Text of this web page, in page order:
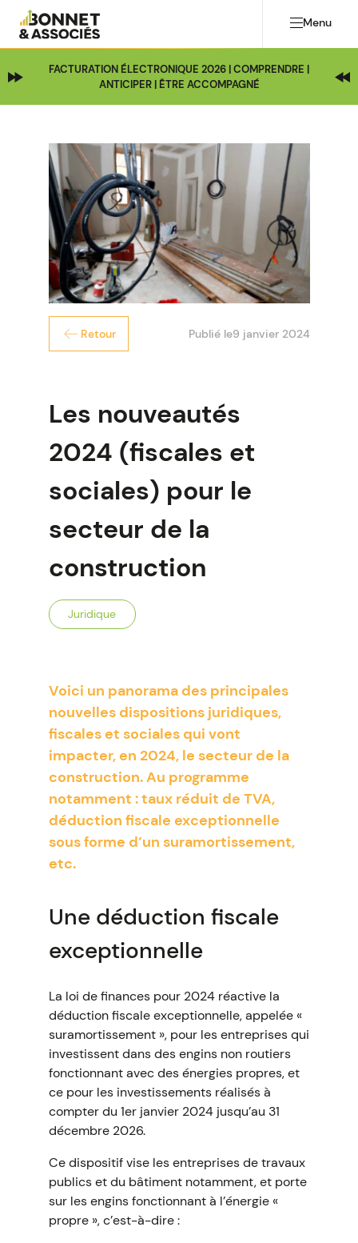
Menu
FACTURATION ÉLECTRONIQUE 2026 | COMPRENDRE |
ANTICIPER | ÊTRE ACCOMPAGNÉ
Retour Publié le9 janvier 2024
Les nouveautés
2024 (fiscales et
sociales) pour le
secteur de la
construction
Juridique
Voici un panorama des principales
nouvelles dispositions juridiques,
fiscales et sociales qui vont
impacter, en 2024, le secteur de la
construction. Au programme
notamment : taux réduit de TVA,
déduction fiscale exceptionnelle
sous forme d’un suramortissement,
etc.
Une déduction fiscale
exceptionnelle
La loi de finances pour 2024 réactive la
déduction fiscale exceptionnelle, appelée «
suramortissement », pour les entreprises qui
investissent dans des engins non routiers
fonctionnant avec des énergies propres, et
ce pour les investissements réalisés à
compter du 1er janvier 2024 jusqu’au 31
décembre 2026.
Ce dispositif vise les entreprises de travaux
publics et du bâtiment notamment, et porte
sur les engins fonctionnant à l’énergie «
propre », c’est-à-dire :